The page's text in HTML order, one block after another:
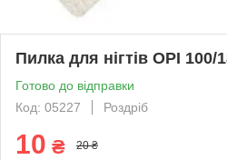
Пилка для нігтів OPI 100/
Готово до відправки
Код: 05227
Роздріб
10 ₴ 20 ₴